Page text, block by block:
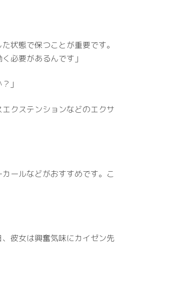
状態で保つことが重要です。
必要があるんです」
」
クステンションなどのエクサ
ールなどがおすすめです。こ
彼女は興奮気味にカイゼン先